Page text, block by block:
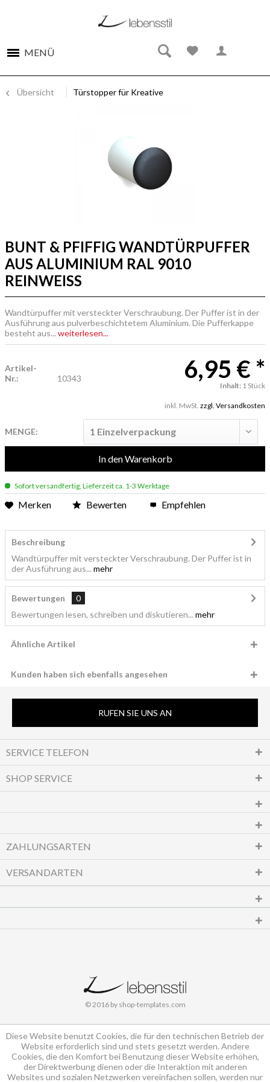
MENÜ
Übersicht Türstopper für Kreative
BUNT & PFIFFIG WANDTÜRPUFFER
AUS ALUMINIUM RAL 9010
REINWEISS
Wandtürpuffer mit versteckter Verschraubung. Der Puffer ist in der
Ausführung aus pulverbeschichtetem Aluminium. Die Pufferkappe
besteht aus... weiterlesen...
Artikel-
Nr.:
10343 6,95 € *
Inhalt: 1 Stück
inkl. MwSt. zzgl. Versandkosten
MENGE:
In denWarenkorb
Sofort versandfertig, Lieferzeit ca. 1-3 Werktage
Merken Bewerten Empfehlen
Beschreibung
Wandtürpuffer mit versteckter Verschraubung. Der Puffer ist in
der Ausführung aus... mehr
Bewertungen
0
Bewertungen lesen, schreiben und diskutieren... mehr
Ähnliche Artikel
Kunden haben sich ebenfalls angesehen
RUFEN SIE UNS AN
SERVICE TELEFON
SHOP SERVICE
ZAHLUNGSARTEN
VERSANDARTEN
© 2016 by shop-templates.com
Diese Website benutzt Cookies, die für den technischen Betrieb der
Website erforderlich sind und stets gesetzt werden. Andere
Cookies, die den Komfort bei Benutzung dieser Website erhöhen,
der Direktwerbung dienen oder die Interaktion mit anderen
Websites und sozialen Netzwerken vereinfachen sollen, werden nur